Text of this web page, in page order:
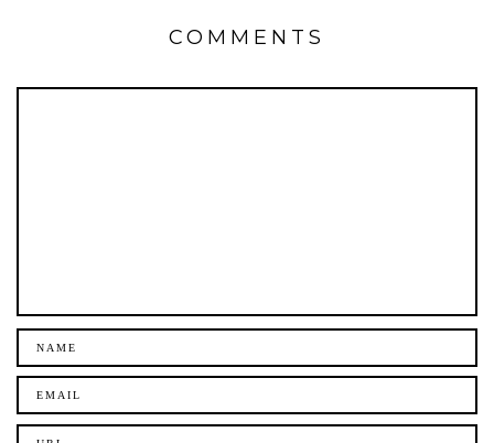
COMMENTS